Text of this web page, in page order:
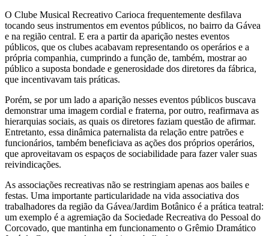
O Clube Musical Recreativo Carioca frequentemente desfilava
tocando seus instrumentos em eventos públicos, no bairro da Gávea
e na região central. E era a partir da aparição nestes eventos
públicos, que os clubes acabavam representando os operários e a
própria companhia, cumprindo a função de, também, mostrar ao
público a suposta bondade e generosidade dos diretores da fábrica,
que incentivavam tais práticas.
Porém, se por um lado a aparição nesses eventos públicos buscava
demonstrar uma imagem cordial e fraterna, por outro, reafirmava as
hierarquias sociais, as quais os diretores faziam questão de afirmar.
Entretanto, essa dinâmica paternalista da relação entre patrões e
funcionários, também beneficiava as ações dos próprios operários,
que aproveitavam os espaços de sociabilidade para fazer valer suas
reivindicações.
As associações recreativas não se restringiam apenas aos bailes e
festas. Uma importante particularidade na vida associativa dos
trabalhadores da região da Gávea/Jardim Botânico é a prática teatral:
um exemplo é a agremiação da Sociedade Recreativa do Pessoal do
Corcovado, que mantinha em funcionamento o Grêmio Dramático